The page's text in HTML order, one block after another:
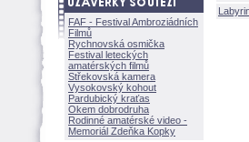
FAF - Festival Ambroziádních
Filmů
Rychnovská osmička
Festival leteckých
amatérských filmů
Střekovská kamera
Vysokovský kohout
Pardubický kraťas
Okem dobrodruha
Rodinné amatérské video -
Memoriál Zdeňka Kopky